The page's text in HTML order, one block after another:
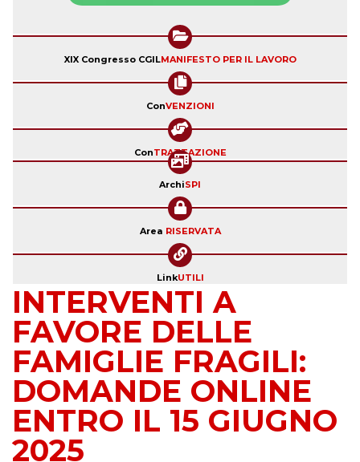
XIX Congresso CGILMANIFESTO PER IL LAVORO
ConVENZIONI
ConTRATTAZIONE
ArchiSPI
Area RISERVATA
LinkUTILI
INTERVENTI A
FAVORE DELLE
FAMIGLIE FRAGILI:
DOMANDE ONLINE
ENTRO IL 15 GIUGNO
2025